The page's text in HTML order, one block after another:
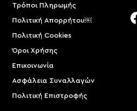
Τρόποι Πληρωμής
Πολιτική Απορρήτου￼
Πολιτική Cookies
Όροι Χρήσης
Επικοινωνία
Ασφάλεια Συναλλαγών
Πολιτική Επιστροφής